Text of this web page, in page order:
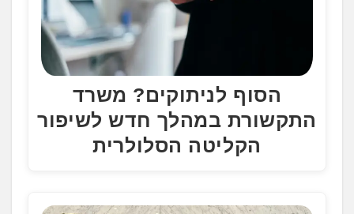
הסוף לניתוקים? משרד
התקשורת במהלך חדש לשיפור
הקליטה הסלולרית